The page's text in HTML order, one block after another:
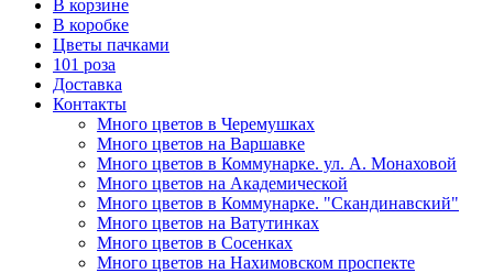
В корзине
В коробке
Цветы пачками
101 роза
Доставка
Контакты
Много цветов в Черемушках
Много цветов на Варшавке
Много цветов в Коммунарке. ул. А. Монаховой
Много цветов на Академической
Много цветов в Коммунарке. "Скандинавский"
Много цветов на Ватутинках
Много цветов в Сосенках
Много цветов на Нахимовском проспекте